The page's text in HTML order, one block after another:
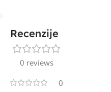
Recenzije
0 reviews
0